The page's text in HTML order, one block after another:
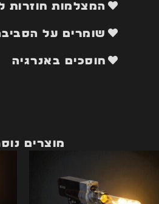
המצלמות חוזרות
שומרים על
חוסכים באנרגיה
מוצרים